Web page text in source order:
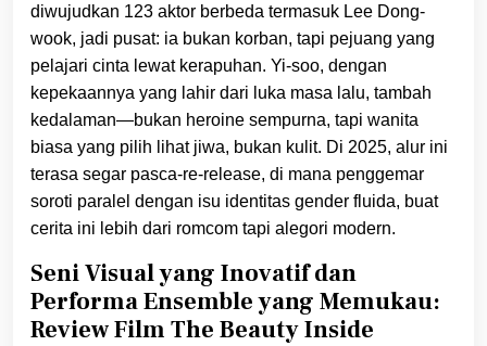
diwujudkan 123 aktor berbeda termasuk Lee Dong-
wook, jadi pusat: ia bukan korban, tapi pejuang yang
pelajari cinta lewat kerapuhan. Yi-soo, dengan
kepekaannya yang lahir dari luka masa lalu, tambah
kedalaman—bukan heroine sempurna, tapi wanita
biasa yang pilih lihat jiwa, bukan kulit. Di 2025, alur ini
terasa segar pasca-re-release, di mana penggemar
soroti paralel dengan isu identitas gender fluida, buat
cerita ini lebih dari romcom tapi alegori modern.
Seni Visual yang Inovatif dan
Performa Ensemble yang Memukau:
Review Film The Beauty Inside